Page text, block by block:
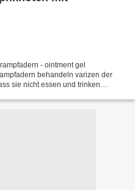
- ointment gel
behandeln varizen der
sie nicht essen und trinken